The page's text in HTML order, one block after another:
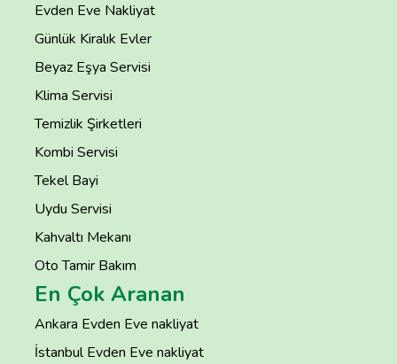
Evden Eve Nakliyat
Günlük Kiralık Evler
Beyaz Eşya Servisi
Klima Servisi
Temizlik Şirketleri
Kombi Servisi
Tekel Bayi
Uydu Servisi
Kahvaltı Mekanı
Oto Tamir Bakım
En Çok Aranan
Ankara Evden Eve nakliyat
İstanbul Evden Eve nakliyat